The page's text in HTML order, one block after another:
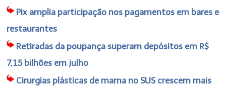
Pix amplia participação nos pagamentos em bares e
restaurantes
Retiradas da poupança superam depósitos em R$
7,15 bilhões em julho
Cirurgias plásticas de mama no SUS crescem mais